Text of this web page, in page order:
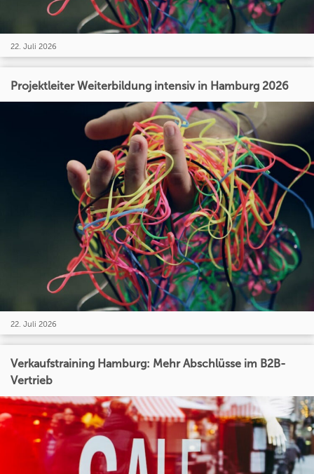
22. Juli 2026
Projektleiter Weiterbildung intensiv in Hamburg 2026
22. Juli 2026
Verkaufstraining Hamburg: Mehr Abschlüsse im B2B-
Vertrieb